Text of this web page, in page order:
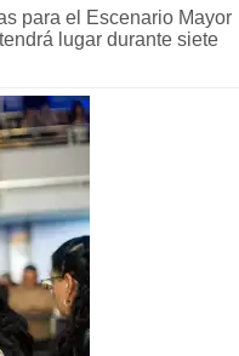
para el Escenario Mayor
lugar durante siete